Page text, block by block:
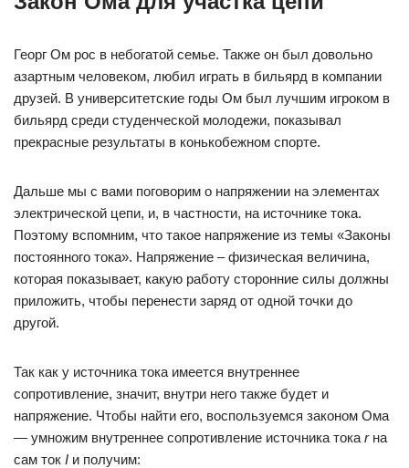
Георг Ом рос в небогатой семье. Также он был довольно
азартным человеком, любил играть в бильярд в компании
друзей. В университетские годы Ом был лучшим игроком в
бильярд среди студенческой молодежи, показывал
прекрасные результаты в конькобежном спорте.
Дальше мы с вами поговорим о напряжении на элементах
электрической цепи, и, в частности, на источнике тока.
Поэтому вспомним, что такое напряжение из темы «Законы
постоянного тока». Напряжение – физическая величина,
которая показывает, какую работу сторонние силы должны
приложить, чтобы перенести заряд от одной точки до
другой.
Так как у источника тока имеется внутреннее
сопротивление, значит, внутри него также будет и
напряжение. Чтобы найти его, воспользуемся законом Ома
— умножим внутреннее сопротивление источника тока rна
сам ток I и получим: